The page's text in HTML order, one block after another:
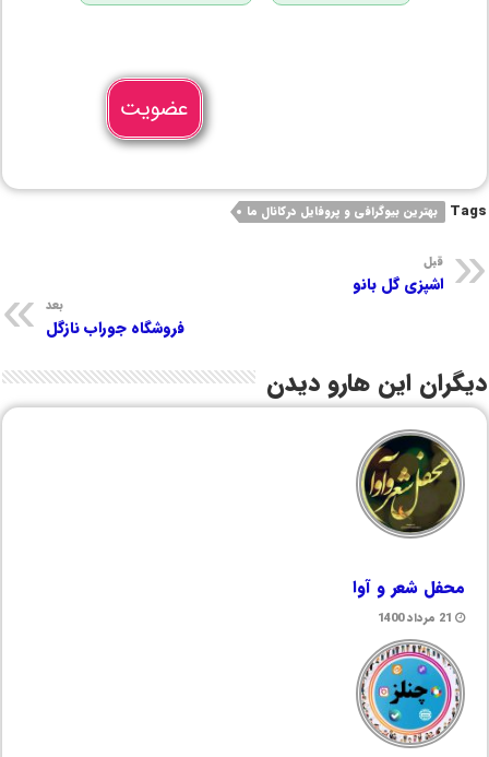
عضویت
Tags بهترین بیوگرافی و پروفایل درکانال ما
قبل
اشپزی گل بانو
بعد
فروشگاه جوراب نازگل
دیگران این هارو دیدن
محفل شعر و آوا
21 مرداد 1400